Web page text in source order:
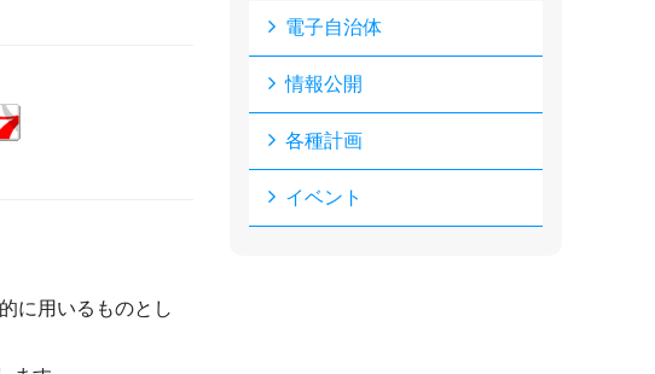
に用いるものとし
電子自治体
情報公開
各種計画
イベント